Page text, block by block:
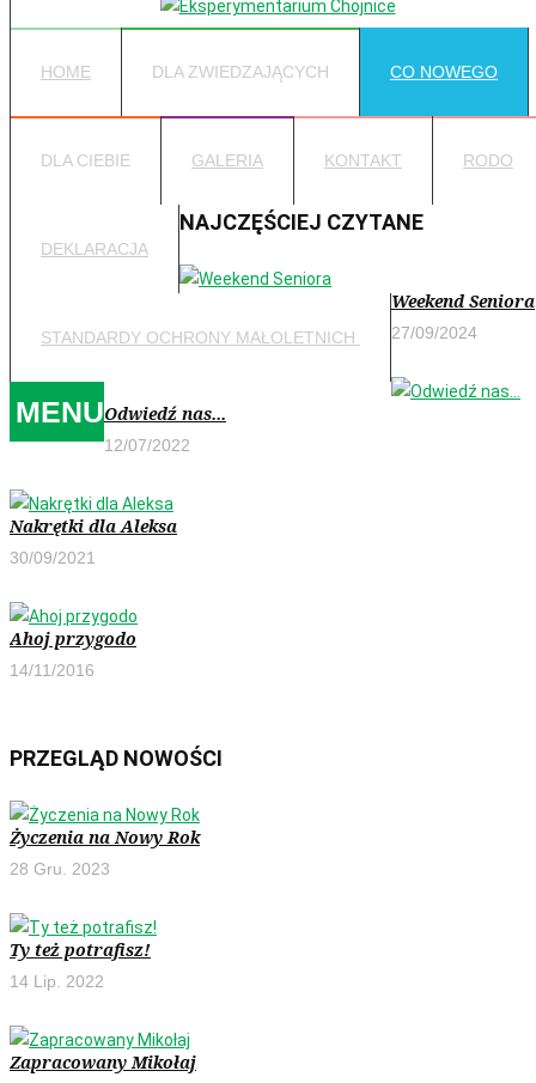
HOME DLA ZWIEDZAJĄCYCH CO NOWEGO
DLA CIEBIE GALERIA KONTAKT RODO
DEKLARACJA
STANDARDY OCHRONY MAŁOLETNICH
MENU
NAJCZĘŚCIEJ CZYTANE
Weekend Seniora
27/09/2024
Odwiedź nas...
12/07/2022
Nakrętki dla Aleksa
30/09/2021
Ahoj przygodo
14/11/2016
PRZEGLĄD NOWOŚCI
Życzenia na Nowy Rok
28 Gru. 2023
Ty też potrafisz!
14 Lip. 2022
Zapracowany Mikołaj